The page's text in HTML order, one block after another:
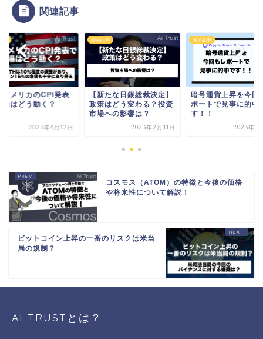
関連記事
アメリカのCPI発表
場はどう動く？
2023年4月12日
経済記事
【新たな日銀総裁決定】
政策はどう変わる？投資
市場への影響は？
2023年2月11日
経済記事
暗号通貨上昇を今回
ポートで見事に的中
す！！
2023年1
コスモス（ATOM）の特徴と今後の価格
や将来性について解説！
ビットコイン上昇の一番のリスクは米当
局の規制？
AI TRUSTとは？